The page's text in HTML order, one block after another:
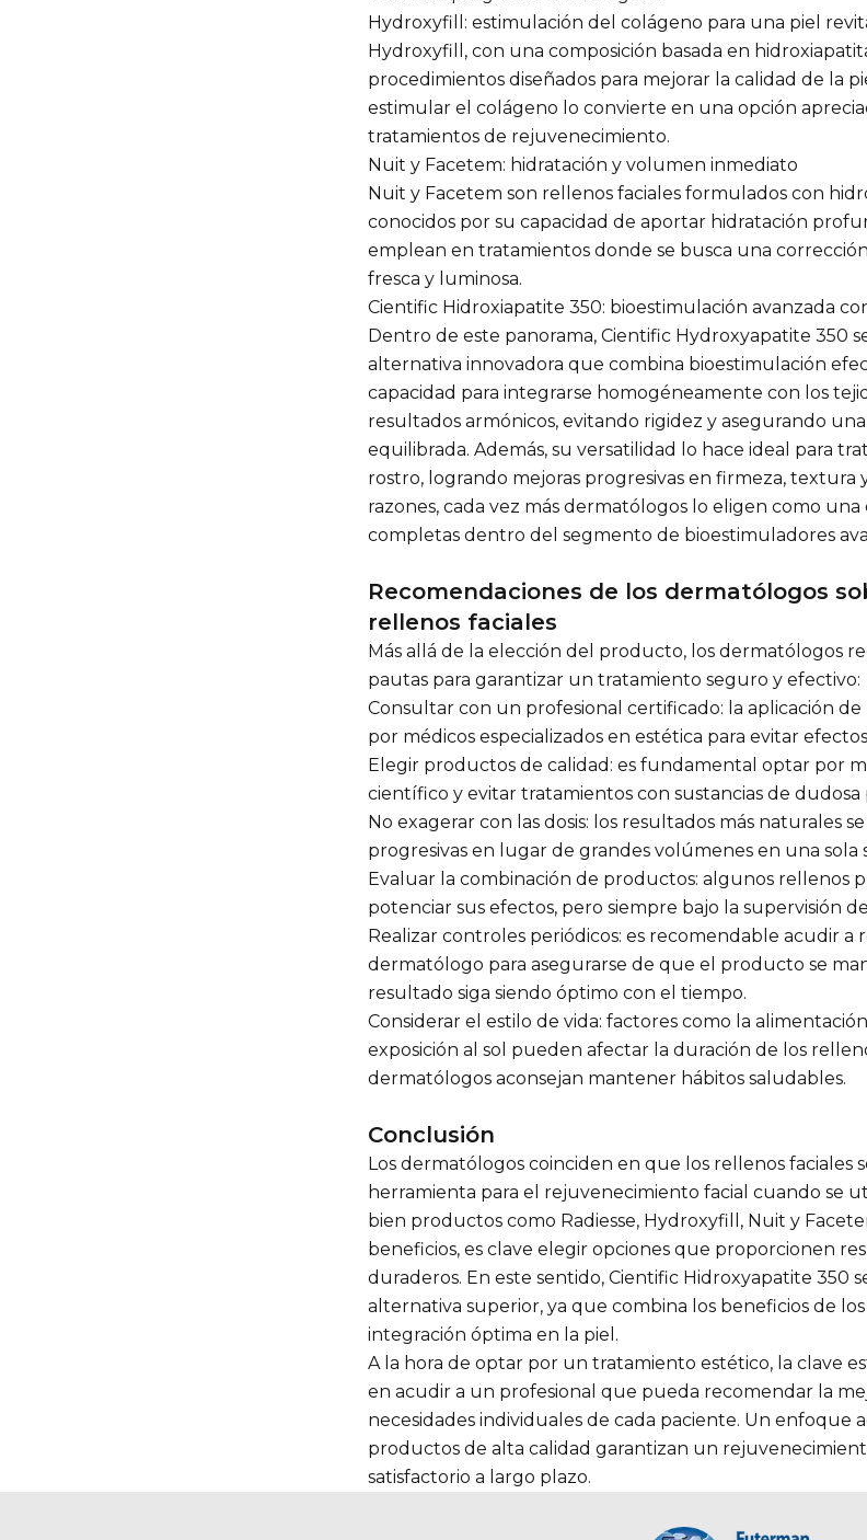
Hydroxyfill: estimulación del colágeno para una piel
Hydroxyfill, con una composición basada en
procedimientos diseñados para mejorar la calidad de la
estimular el colágeno lo convierte en una opción
tratamientos de rejuvenecimiento.
Nuit y Facetem: hidratación y volumen inmediato
Nuit y Facetem son rellenos faciales formulados con
conocidos por su capacidad de aportar hidratación
emplean en tratamientos donde se busca una
fresca y luminosa.
Cientific Hidroxiapatite 350: bioestimulación avanzada
Dentro de este panorama, Cientific Hydroxyapatite 350
alternativa innovadora que combina bioestimulación
capacidad para integrarse homogéneamente con los
resultados armónicos, evitando rigidez y asegurando
equilibrada. Además, su versatilidad lo hace ideal para
rostro, logrando mejoras progresivas en firmeza, textura
razones, cada vez más dermatólogos lo eligen como una
completas dentro del segmento de bioestimuladores
Recomendaciones de los dermatólogos
rellenos faciales
Más allá de la elección del producto, los dermatólogos
pautas para garantizar un tratamiento seguro y efectivo:
Consultar con un profesional certificado: la aplicación
por médicos especializados en estética para evitar
Elegir productos de calidad: es fundamental optar por
científico y evitar tratamientos con sustancias de dudosa
No exagerar con las dosis: los resultados más naturales
progresivas en lugar de grandes volúmenes en una sola
Evaluar la combinación de productos: algunos rellenos
potenciar sus efectos, pero siempre bajo la supervisión
Realizar controles periódicos: es recomendable acudir a
dermatólogo para asegurarse de que el producto se
resultado siga siendo óptimo con el tiempo.
Considerar el estilo de vida: factores como la
exposición al sol pueden afectar la duración de los
dermatólogos aconsejan mantener hábitos saludables.
Conclusión
Los dermatólogos coinciden en que los rellenos faciales
herramienta para el rejuvenecimiento facial cuando se
bien productos como Radiesse, Hydroxyfill, Nuit y
beneficios, es clave elegir opciones que proporcionen
duraderos. En este sentido, Cientific Hidroxyapatite 350
alternativa superior, ya que combina los beneficios de
integración óptima en la piel.
A la hora de optar por un tratamiento estético, la clave
en acudir a un profesional que pueda recomendar la
necesidades individuales de cada paciente. Un enfoque
productos de alta calidad garantizan un
satisfactorio a largo plazo.